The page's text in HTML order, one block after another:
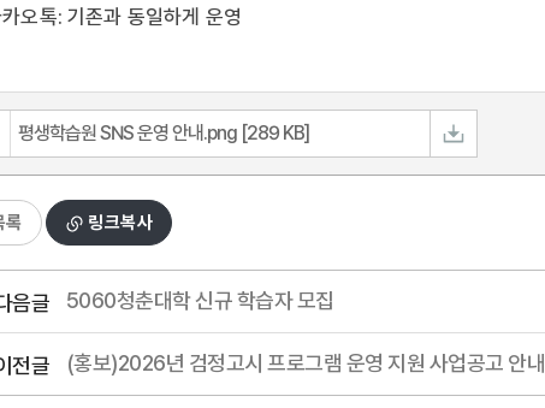
오톡: 기존과 동일하게 운영
평생학습원 SNS 운영 안내.png [289 KB]
록 링크복사
음글 5060청춘대학 신규 학습자 모집
전글 (홍보)2026년 검정고시 프로그램 운영 지원 사업공고 안내